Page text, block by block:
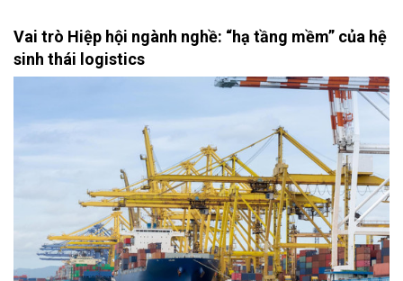
Vai trò Hiệp hội ngành nghề: “hạ tầng mềm” của hệ
sinh thái logistics